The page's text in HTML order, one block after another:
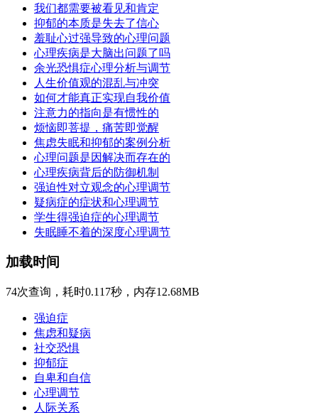
我们都需要被看见和肯定
抑郁的本质是失去了信心
羞耻心过强导致的心理问题
心理疾病是大脑出问题了吗
余光恐惧症心理分析与调节
人生价值观的混乱与冲突
如何才能真正实现自我价值
注意力的指向是有惯性的
烦恼即菩提，痛苦即觉醒
焦虑失眠和抑郁的案例分析
心理问题是因解决而存在的
心理疾病背后的防御机制
强迫性对立观念的心理调节
疑病症的症状和心理调节
学生得强迫症的心理调节
失眠睡不着的深度心理调节
加载时间
74次查询，耗时0.117秒，内存12.68MB
强迫症
焦虑和疑病
社交恐惧
抑郁症
自卑和自信
心理调节
人际关系